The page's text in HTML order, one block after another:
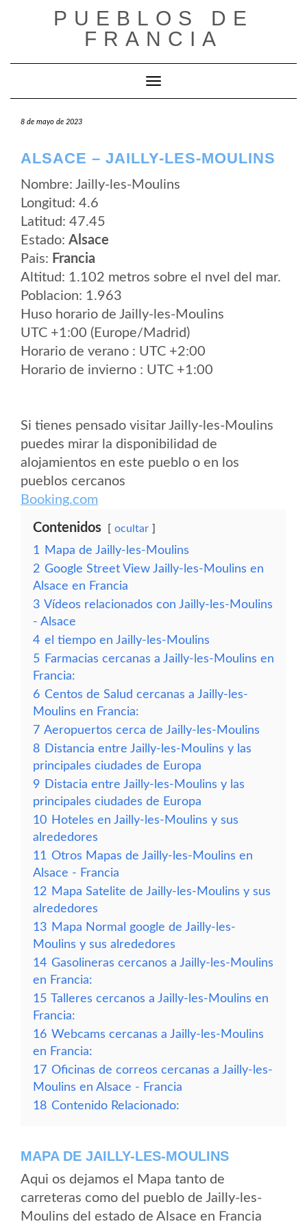
PUEBLOS DE
FRANCIA
Cambiar modo de navegación
8 de mayo de 2023
ALSACE – JAILLY-LES-MOULINS
Nombre: Jailly-les-Moulins
Longitud: 4.6
Latitud: 47.45
Estado: Alsace
Pais: Francia
Altitud: 1.102 metros sobre el nvel del mar.
Poblacion: 1.963
Huso horario de Jailly-les-Moulins
UTC +1:00 (Europe/Madrid)
Horario de verano : UTC +2:00
Horario de invierno : UTC +1:00
Si tienes pensado visitar Jailly-les-Moulins
puedes mirar la disponibilidad de
alojamientos en este pueblo o en los
pueblos cercanos
Booking.com
Contenidos ocultar
1
Mapa de Jailly-les-Moulins
2 Google Street View Jailly-les-Moulins en
Alsace en Francia
3 Vídeos relacionados con Jailly-les-Moulins
- Alsace
4 el tiempo en Jailly-les-Moulins
5 Farmacias cercanas a Jailly-les-Moulins en
Francia:
6 Centos de Salud cercanas a Jailly-les-
Moulins en Francia:
7 Aeropuertos cerca de Jailly-les-Moulins
8 Distancia entre Jailly-les-Moulins y las
principales ciudades de Europa
9 Distacia entre Jailly-les-Moulins y las
principales ciudades de Europa
10 Hoteles en Jailly-les-Moulins y sus
alrededores
11 Otros Mapas de Jailly-les-Moulins en
Alsace - Francia
12 Mapa Satelite de Jailly-les-Moulins y sus
alrededores
13 Mapa Normal google de Jailly-les-
Moulins y sus alrededores
14 Gasolineras cercanos a Jailly-les-Moulins
en Francia:
15 Talleres cercanos a Jailly-les-Moulins en
Francia:
16 Webcams cercanas a Jailly-les-Moulins
en Francia:
17 Oficinas de correos cercanas a Jailly-les-
Moulins en Alsace - Francia
18 Contenido Relacionado:
MAPA DE JAILLY-LES-MOULINS
Aqui os dejamos el Mapa tanto de
carreteras como del pueblo de Jailly-les-
Moulins del estado de Alsace en Francia